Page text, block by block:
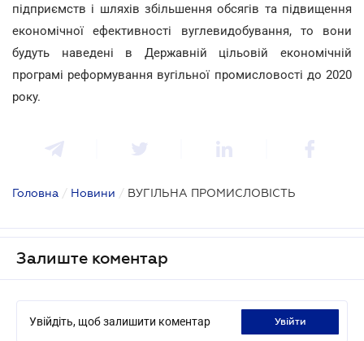
підприємств і шляхів збільшення обсягів та підвищення
економічної ефективності вуглевидобування, то вони
будуть наведені в Державній цільовій економічній
програмі реформування вугільної промисловості до 2020
року.
Головна / Новини / ВУГІЛЬНА ПРОМИСЛОВІСТЬ
Залиште коментар
Увійдіть, щоб залишити коментар увійти